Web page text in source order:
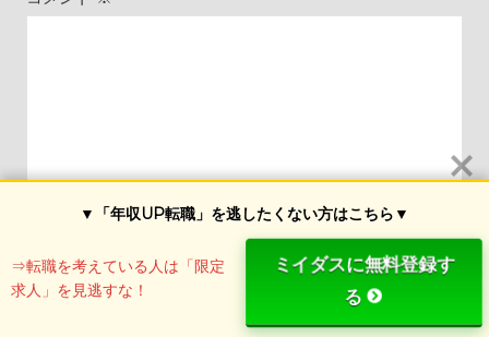
名前※
▼「年収UP転職」を逃したくない方はこちら▼
⇒転職を考えている人は「限定
求人」を見逃すな！
ミイダスに無料登録す
る